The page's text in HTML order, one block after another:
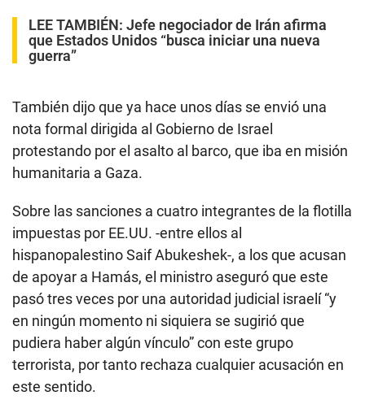
LEE TAMBIÉN: Jefe negociador de Irán afirma
que Estados Unidos “busca iniciar una nueva
guerra”
También dijo que ya hace unos días se envió una
nota formal dirigida al Gobierno de Israel
protestando por el asalto al barco, que iba en misión
humanitaria a Gaza.
Sobre las sanciones a cuatro integrantes de la flotilla
impuestas por EE.UU. -entre ellos al
hispanopalestino Saif Abukeshek-, a los que acusan
de apoyar a Hamás, el ministro aseguró que este
pasó tres veces por una autoridad judicial israelí “y
en ningún momento ni siquiera se sugirió que
pudiera haber algún vínculo” con este grupo
terrorista, por tanto rechaza cualquier acusación en
este sentido.